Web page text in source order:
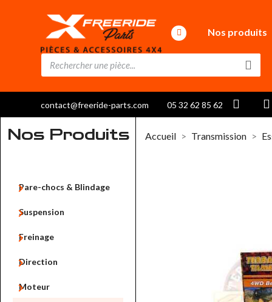
Nos produits
contact@freeride-parts.com 05 32 62 85 62
Accueil Transmission
Nos Produits
Pare-chocs & Blindage

Suspension

Freinage

Direction

Moteur
